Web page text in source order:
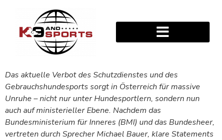
Das aktuelle Verbot des Schutzdienstes und des
Gebrauchshundesports sorgt in Österreich für massive
Unruhe – nicht nur unter Hundesportlern, sondern nun
auch auf ministerieller Ebene. Nachdem das
Bundesministerium für Inneres (BMI) und das Bundesheer,
vertreten durch Sprecher Michael Bauer, klare Statements